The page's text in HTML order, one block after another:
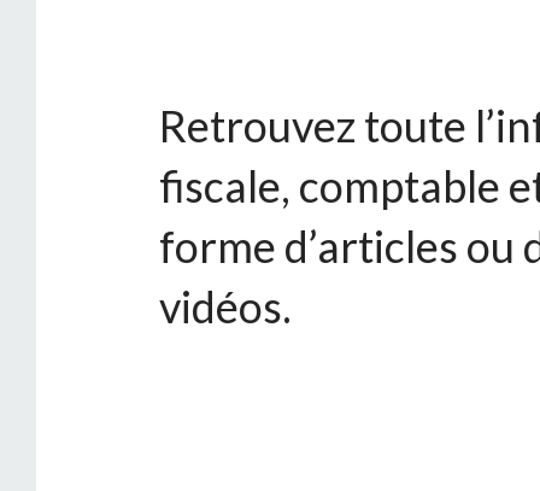
Retrouvez toute
fiscale, comptable
forme d’articles ou
vidéos.